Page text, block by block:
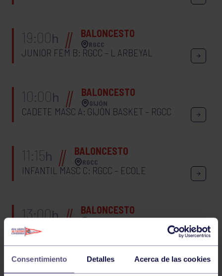
Consentimiento Detalles Acerca de las cookies
19:00h BALONCESTO
RGCC
JUNIOR FEM B: RGCC – L ARBEYAL
10:00h BALONCESTO
GIJÓN
CADETE MASC A: GIJÓN BASKET – RGCC
11:15h BALONCESTO
RGCC
INFANTIL MASC C: RGCC – ECOLE
13:00h BALONCESTO
NAVIA
ALEVÍN MASC A: NAVIA – RGCC